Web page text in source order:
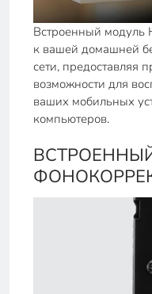
Встроенный модуль
к вашей домашней
сети, предоставляя
возможности для
ваших мобильных
компьютеров.